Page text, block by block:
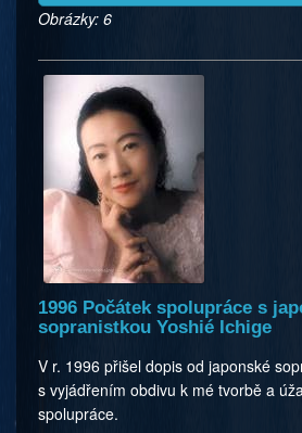
Obrázky: 6
1996 Počátek spolupráce s
sopranistkou Yoshié Ichige
V r. 1996 přišel dopis od japonské
s vyjádřením obdivu k mé tvorbě a
spolupráce.